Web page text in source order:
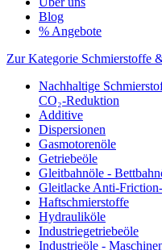
Blog
% Angebote
Zur Kategorie Schmierstoffe
Nachhaltige
CO₂-Reduktion
Additive
Dispersionen
Gasmotorenöle
Getriebeöle
Gleitbahnöle -
Gleitlacke Anti-
Haftschmierstoffe
Hydrauliköle
Industriegetriebeöle
Industrieöle -